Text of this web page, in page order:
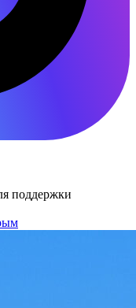
поддержки